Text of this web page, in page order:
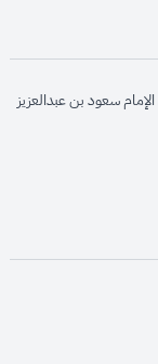
سعود بن عبدالعزيز